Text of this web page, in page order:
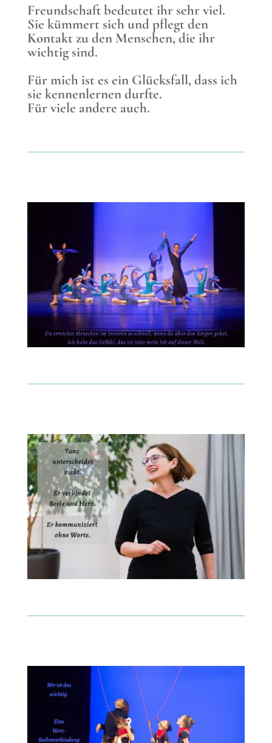
Freundschaft bedeutet ihr sehr viel.
Sie kümmert sich und pflegt den
Kontakt zu den Menschen, die ihr
wichtig sind.
Für mich ist es ein Glücksfall, dass ich
sie kennenlernen durfte.
Für viele andere auch.